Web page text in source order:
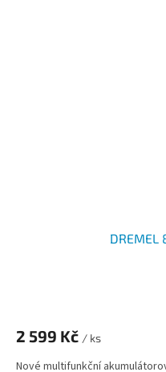
2 599 Kč / ks
Nové multifunkční